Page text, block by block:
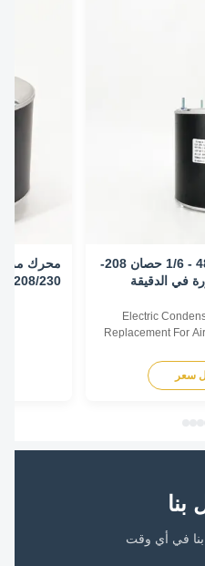
محرك مروحة مكثف بإطار 48 - 1/6 حصان 208-
Electric
Replacement
HP Voltage
أي وقت